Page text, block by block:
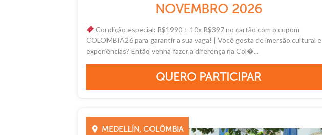
NOVEMBRO 2026
Condição especial: R$1990 + 10x R$397 no cartão com o cupom
COLOMBIA26 para garantir a sua vaga! | Você gosta de imersão cultural e
experiências? Então venha fazer a diferença na Col�...
QUERO PARTICIPAR
MEDELLÍN, COLÔMBIA